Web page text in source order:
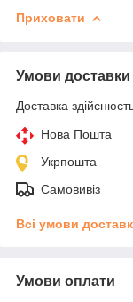
Приховати
Умови доставки
Доставка
Нова Пошта
Укрпошта
Самовивіз
Всі умови
Умови оплати